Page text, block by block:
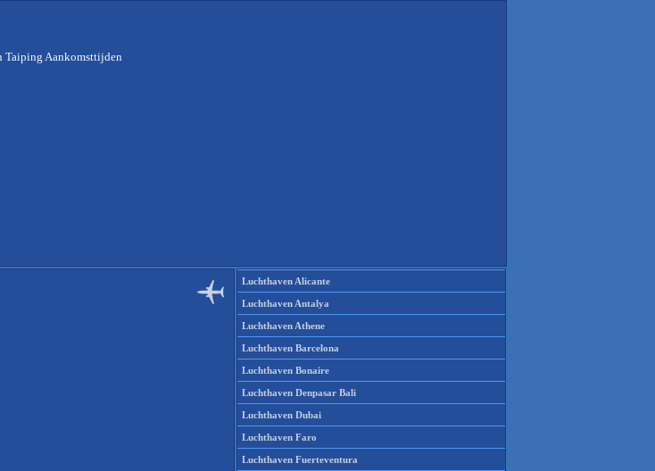
Taiping Aankomsttijden
Luchthaven Alicante
Luchthaven Antalya
Luchthaven Athene
Luchthaven Barcelona
Luchthaven Bonaire
Luchthaven Denpasar Bali
Luchthaven Dubai
Luchthaven Faro
Luchthaven Fuerteventura